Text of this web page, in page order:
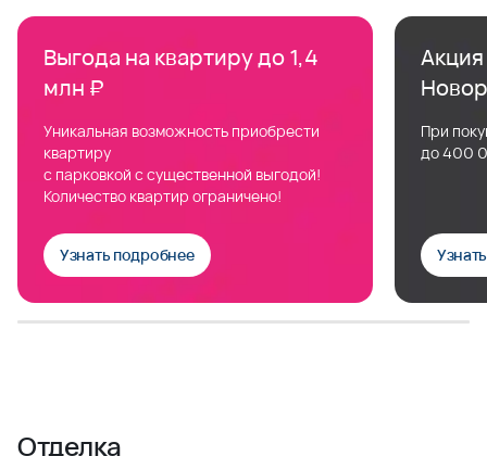
Выгода на квартиру до 1,4
млн ₽
Уникальная возможность приобрести
квартиру
с парковкой с существенной выгодой!
Количество квартир ограничено!
Узнать подробнее
При
до 400
Отделка